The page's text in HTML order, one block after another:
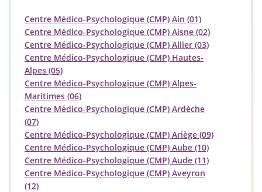
Centre Médico-Psychologique (CMP) Ain (01)
Centre Médico-Psychologique (CMP) Aisne (02)
Centre Médico-Psychologique (CMP) Allier (03)
Centre Médico-Psychologique (CMP) Hautes-
Alpes (05)
Centre Médico-Psychologique (CMP) Alpes-
Maritimes (06)
Centre Médico-Psychologique (CMP) Ardèche
(07)
Centre Médico-Psychologique (CMP) Ariège (09)
Centre Médico-Psychologique (CMP) Aube (10)
Centre Médico-Psychologique (CMP) Aude (11)
Centre Médico-Psychologique (CMP) Aveyron
(12)